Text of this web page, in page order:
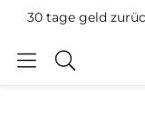
30 tage geld
搜
索